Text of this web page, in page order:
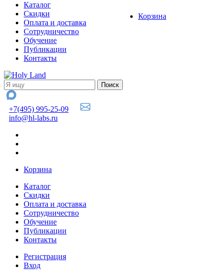
Корзина
Каталог
Скидки
Оплата и доставка
Сотрудничество
Обучение
Публикации
Контакты
+7(495) 995-25-09
info@hl-labs.ru
Корзина
Каталог
Скидки
Оплата и доставка
Сотрудничество
Обучение
Публикации
Контакты
Регистрация
Вход